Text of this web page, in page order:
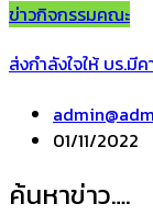
ข่าวกิจกรรมคณะ
ส่งกำลังใจให้ บร.
01/11/2022
ค้นหาข่าว….